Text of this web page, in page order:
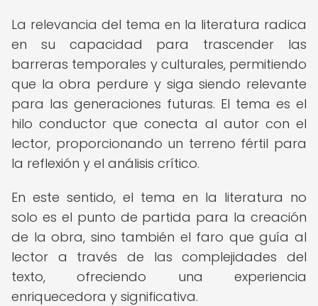
La relevancia del tema en la literatura radica
en su capacidad para trascender las
barreras temporales y culturales, permitiendo
que la obra perdure y siga siendo relevante
para las generaciones futuras. El tema es el
hilo conductor que conecta al autor con el
lector, proporcionando un terreno fértil para
la reflexión y el análisis crítico.
En este sentido, el tema en la literatura no
solo es el punto de partida para la creación
de la obra, sino también el faro que guía al
lector a través de las complejidades del
texto, ofreciendo una experiencia
enriquecedora y significativa.